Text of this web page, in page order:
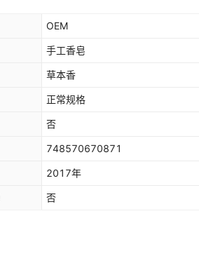
OEM
手工香皂
草本香
正常规格
否
748570670871
2017年
否